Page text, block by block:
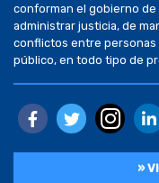
conforman el gobierno
administrar justicia, de
conflictos entre personas
público, en todo tipo de
»